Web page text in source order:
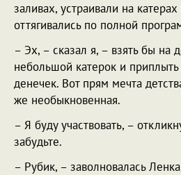
заливах, устраивали на
оттягивались по полной
– Эх, – сказал я, – взять бы на
небольшой катерок и
денечек. Вот прям мечта
же необыкновенная.
– Я буду участвовать, –
забудьте.
– Рубик, – заволновалась